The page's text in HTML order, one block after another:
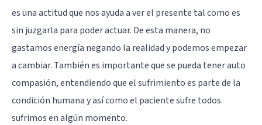
es una actitud que nos ayuda a ver el presente tal como es
sin juzgarla para poder actuar. De esta manera, no
gastamos energía negando la realidad y podemos empezar
a cambiar. También es importante que se pueda tener auto
compasión, entendiendo que el sufrimiento es parte de la
condición humana y así como el paciente sufre todos
sufrimos en algún momento.